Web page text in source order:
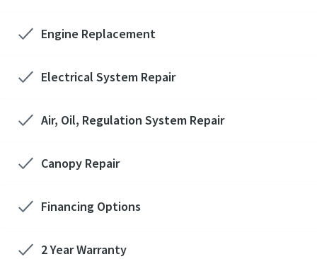
gratis tools
Engine Replacement
Electrical System Repair
Air, Oil, Regulation System Repair
Canopy Repair
Financing Options
2 Year Warranty